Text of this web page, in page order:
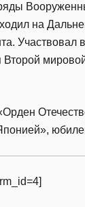
на
Участвовал
Второй